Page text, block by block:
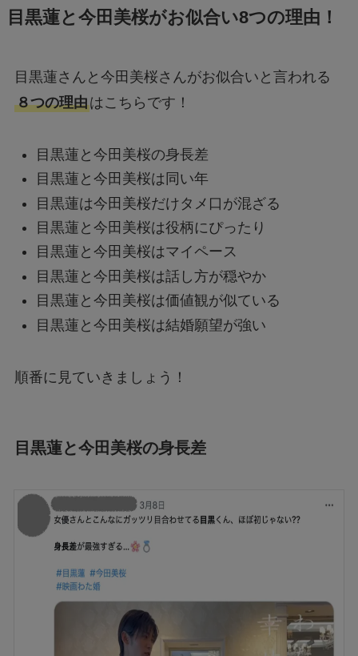
目黒蓮と今田美桜がお似合い8つの理由！
目黒蓮さんと今田美桜さんがお似合いと言われる
８つの理由はこちらです！
目黒蓮と今田美桜の身長差
目黒蓮と今田美桜は同い年
目黒蓮は今田美桜だけタメ口が混ざる
目黒蓮と今田美桜は役柄にぴったり
目黒蓮と今田美桜はマイペース
目黒蓮と今田美桜は話し方が穏やか
目黒蓮と今田美桜は価値観が似ている
目黒蓮と今田美桜は結婚願望が強い
順番に見ていきましょう！
目黒蓮と今田美桜の身長差